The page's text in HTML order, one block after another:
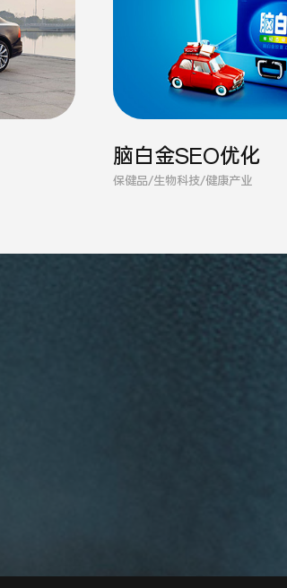
脑白金SEO优化
保健品/生物科技/健康产业